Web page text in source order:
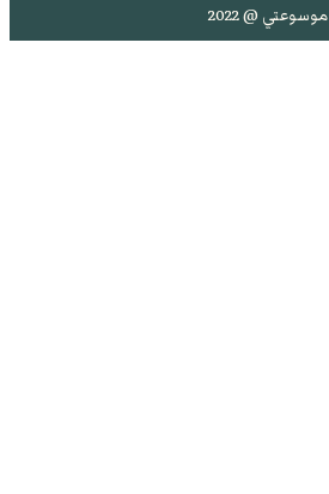
موسوعتي @ 2022